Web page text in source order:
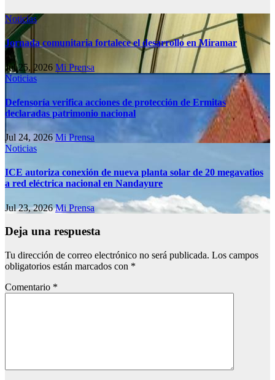
Noticias
Jornada comunitaria fortalece el desarrollo en Miramar
Jul 25, 2026 Mi Prensa
Noticias
Defensoría verifica acciones de protección de Ermitas
declaradas patrimonio nacional
Jul 24, 2026Mi Prensa
Noticias
ICE autoriza conexión de nueva planta solar de 20 megavatios
a red eléctrica nacional en Nandayure
Jul 23, 2026Mi Prensa
Deja una respuesta
Tu dirección de correo electrónico no será publicada. Los campos
obligatorios están marcados con *
Comentario *